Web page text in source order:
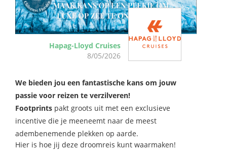
Hapag-Lloyd Cruises
8/05/2026
We bieden jou een fantastische kans om jouw
passie voor reizen te verzilveren!
Footprints pakt groots uit met een exclusieve
incentive die je meeneemt naar de meest
adembenemende plekken op aarde.
Hier is hoe jij deze droomreis kunt waarmaken!